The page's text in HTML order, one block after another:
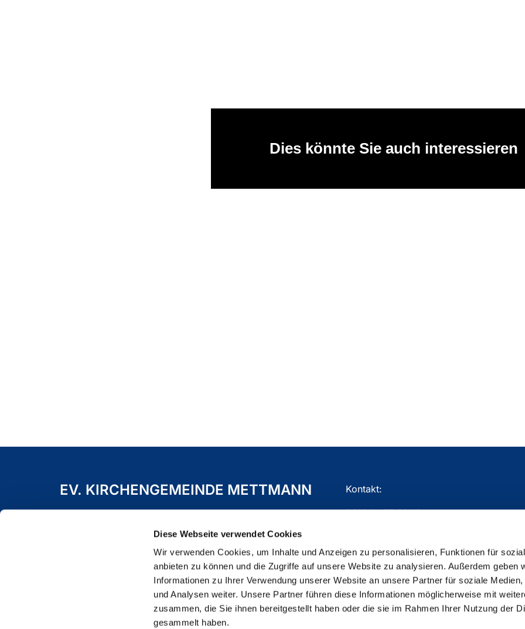
Diese Webseite verwendet Cookies
Wir verwenden Cookies, um Inhalte und Anzeigen zu personalisieren, Funktionen für
anbieten zu können und die Zugriffe auf unsere Website zu analysieren. Außerdem geben
Informationen zu Ihrer Verwendung unserer Website an unsere Partner für soziale Medien,
und Analysen weiter. Unsere Partner führen diese Informationen möglicherweise mit
zusammen, die Sie ihnen bereitgestellt haben oder die sie im Rahmen Ihrer Nutzung der
gesammelt haben.
Dies könnte Sie auch interessieren
EV. KIRCHENGEMEINDE METTMANN Kontakt:
02104 - 77 03 10
ChurchDesk-Login